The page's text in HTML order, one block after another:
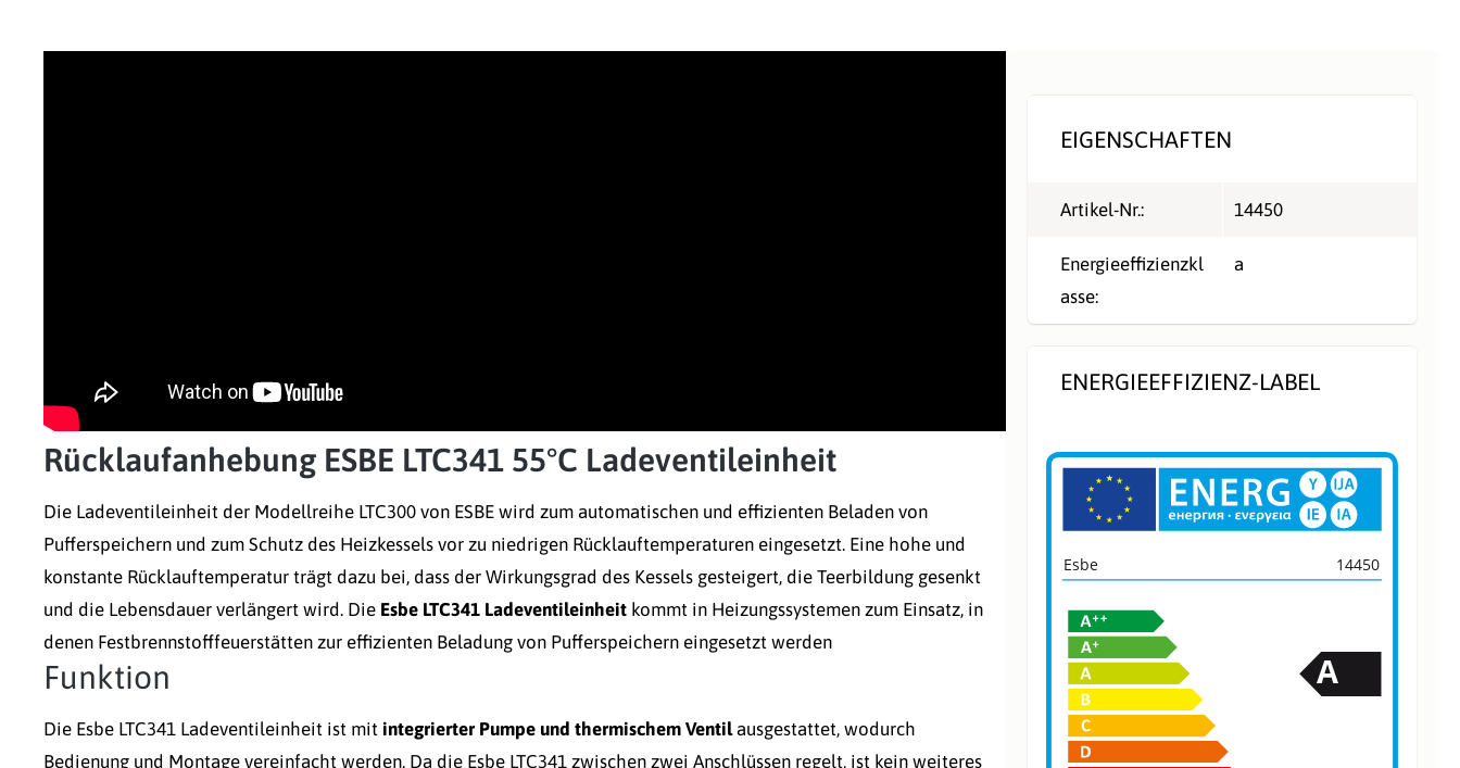
Rücklaufanhebung ESBE LTC341 55°C Ladeventileinheit
Die Ladeventileinheit der Modellreihe LTC300 von ESBE wird zum automatischen und effizienten Beladen von
Pufferspeichern und zum Schutz des Heizkessels vor zu niedrigen Rücklauftemperaturen eingesetzt. Eine hohe und
konstante Rücklauftemperatur trägt dazu bei, dass der Wirkungsgrad des Kessels gesteigert, die Teerbildung gesenkt
und die Lebensdauer verlängert wird. Die Esbe LTC341 Ladeventileinheit kommt in Heizungssystemen zum Einsatz, in
denen Festbrennstofffeuerstätten zur effizienten Beladung von Pufferspeichern eingesetzt werden
Funktion
Die Esbe LTC341 Ladeventileinheit ist mit integrierter Pumpe und thermischem Ventilausgestattet, wodurch
Bedienung und Montage vereinfacht werden. Da die Esbe LTC341 zwischen zwei Anschlüssen regelt, ist kein weiteres
EIGENSCHAFTEN
Artikel-Nr.: 14450
Energieeffizienzkl
asse:
a
ENERGIEEFFIZIENZ-LABEL
Esbe 14450
A